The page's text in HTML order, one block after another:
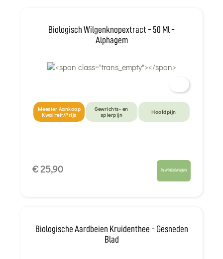
Biologisch Wilgenknopextract - 50 Ml -
Alphagem
Meester Aankoop
Kwaliteit/Prijs
Gewrichts- en
spierpijn
Hoofdpijn
€ 25,90 In winkelwagen
Biologische Aardbeien Kruidenthee - Gesneden
Blad